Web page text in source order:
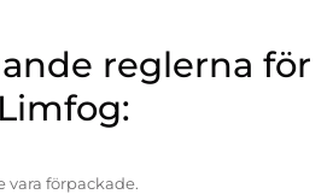
reglerna för
vara förpackade.